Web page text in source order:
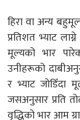
हिरा वा अन्य
प्रतिशत भ्याट
मूल्यको भार
उनीहरूको
र भ्याट जोडिँदा
जसअनुसार प्रति
वृद्धिको भार आम